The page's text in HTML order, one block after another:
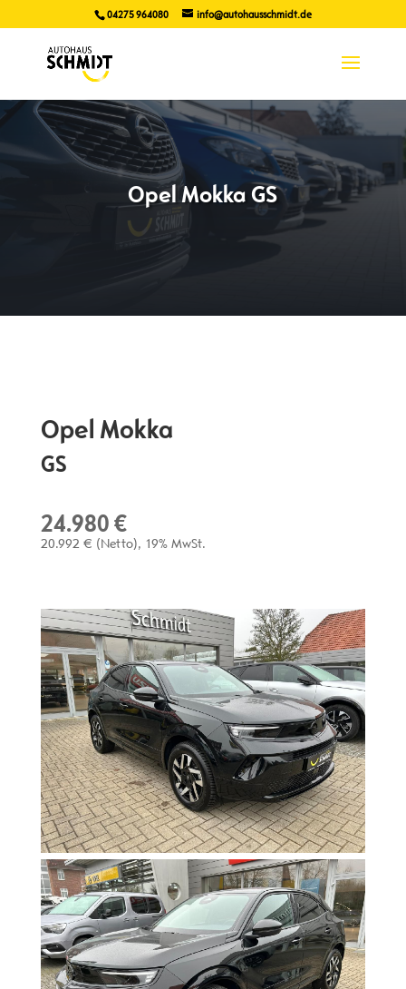
04275 964080 info@autohausschmidt.de
Opel Mokka GS
Opel Mokka
GS
24.980 €
20.992 € (Netto) 19% MwSt.